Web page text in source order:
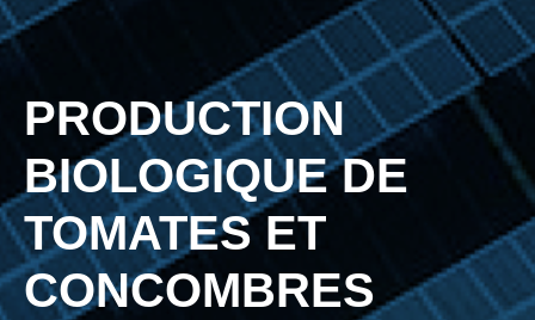
PRODUCTION
BIOLOGIQUE DE
TOMATES ET
CONCOMBRES